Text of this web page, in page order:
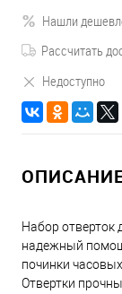
Нашли
Рассчитать
Недоступно
Набор отверток
надежный
починки
Отвертки